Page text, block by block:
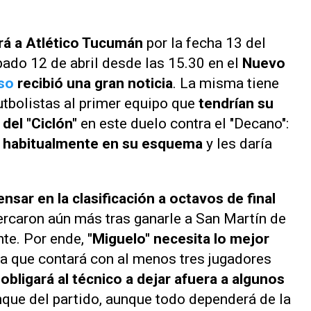
a Atlético Tucumán por la fecha 13 del
12 de abril desde las 15.30 en el Nuevo
recibió una gran noticia. La misma tiene
al primer equipo que tendrían su
"Ciclón" en este duelo contra el "Decano":
en su esquema y les daría
en la clasificación a octavos de final
aún más tras ganarle a San Martín de
Por ende, "Miguelo" necesita lo mejor
que contará con al menos tres jugadores
obligará al técnico a dejar afuera a algunos
del partido, aunque todo dependerá de la